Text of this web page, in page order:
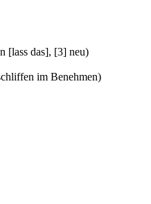
[lass das], [3] neu)
im Benehmen)